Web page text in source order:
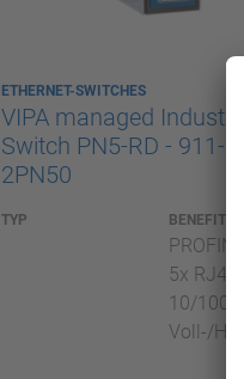
ETHERNET-SWITCHES
VIPA managed
Switch PN5-RD - 911-
2PN50
TYP BENEFITS
5x RJ45
10/
Voll-/